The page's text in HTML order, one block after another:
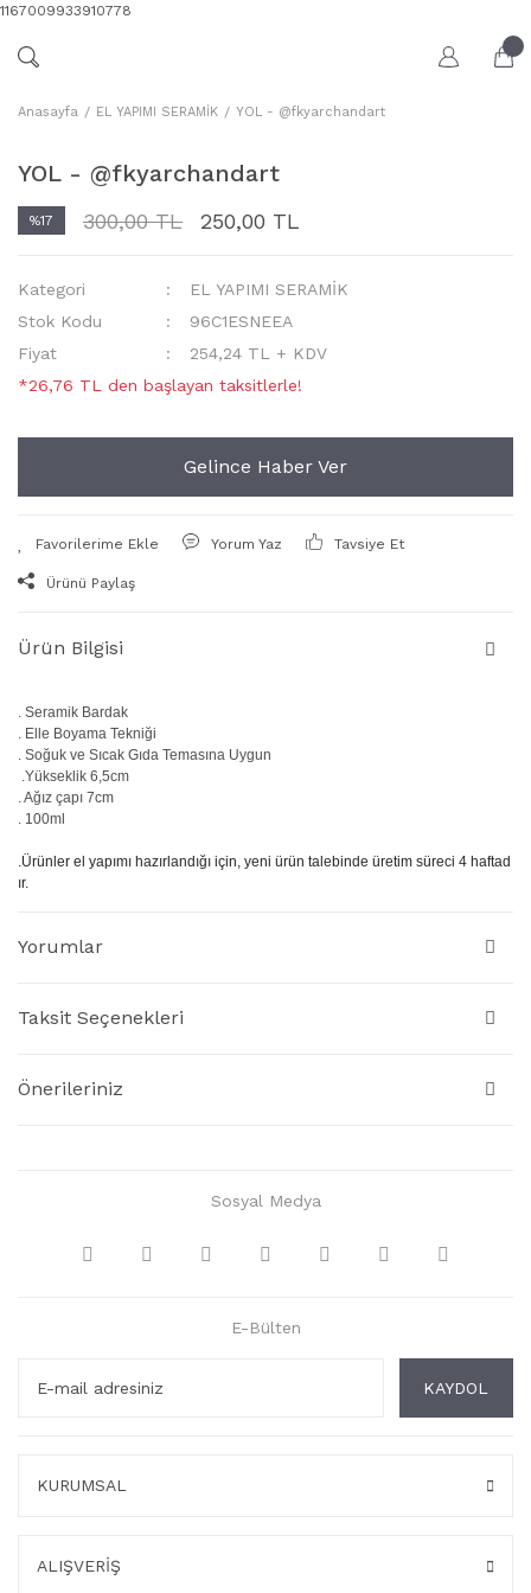
1167009933910778
Anasayfa EL YAPIMI SERAMİK YOL - @fkyarchandart
YOL - @fkyarchandart
%17 300,00 TL 250,00 TL
Kategori
EL YAPIMI SERAMİK
Stok Kodu
96C1ESNEEA
Fiyat
254,24 TL + KDV
*26,76 TL den başlayan taksitlerle!
Gelince Haber Ver
Yorum Yaz Tavsiye Et
Ürünü Paylaş
Ürün Bilgisi
. Seramik Bardak
. Elle Boyama Tekniği
. Soğuk ve Sıcak Gıda Temasına Uygun
.Yükseklik 6,5cm
. Ağız çapı 7cm
. 100ml
.Ürünler el yapımı hazırlandığı için, yeni ürün talebinde üretim süreci 4 haftad
ır.
Yorumlar
Taksit Seçenekleri
Önerileriniz
Sosyal Medya
E-Bülten
KAYDOL
KURUMSAL
ALIŞVERİŞ